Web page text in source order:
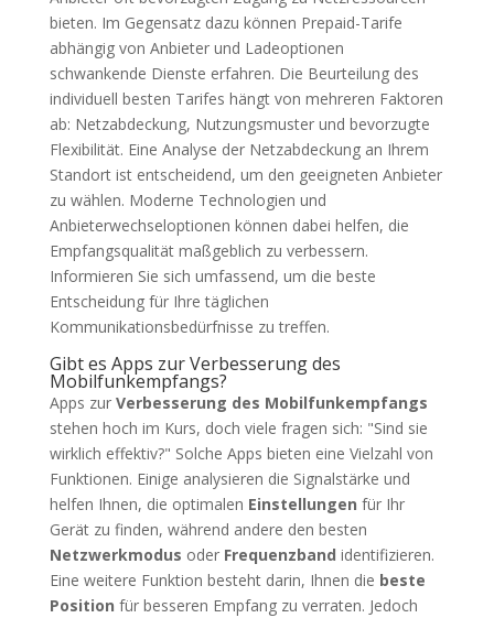
bieten. Im Gegensatz dazu können Prepaid-Tarife
abhängig von Anbieter und Ladeoptionen
schwankende Dienste erfahren. Die Beurteilung des
individuell besten Tarifes hängt von mehreren Faktoren
ab: Netzabdeckung, Nutzungsmuster und bevorzugte
Flexibilität. Eine Analyse der Netzabdeckung an Ihrem
Standort ist entscheidend, um den geeigneten Anbieter
zu wählen. Moderne Technologien und
Anbieterwechseloptionen können dabei helfen, die
Empfangsqualität maßgeblich zu verbessern.
Informieren Sie sich umfassend, um die beste
Entscheidung für Ihre täglichen
Kommunikationsbedürfnisse zu treffen.
Gibt es Apps zur Verbesserung des
Mobilfunkempfangs?
Apps zur Verbesserung des Mobilfunkempfangs
stehen hoch im Kurs, doch viele fragen sich: "Sind sie
wirklich effektiv?" Solche Apps bieten eine Vielzahl von
Funktionen. Einige analysieren die Signalstärke und
helfen Ihnen, die optimalen Einstellungen für Ihr
Gerät zu finden, während andere den besten
Netzwerkmodus oder Frequenzband identifizieren.
Eine weitere Funktion besteht darin, Ihnen die beste
Position für besseren Empfang zu verraten. Jedoch